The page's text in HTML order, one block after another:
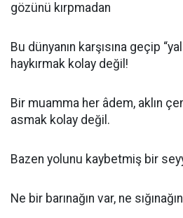
gözünü kırpmadan
Bu dünyanın karşısına geçip
haykırmak kolay değil!
Bir muamma her âdem, aklın
asmak kolay değil.
Bazen yolunu kaybetmiş bir
Ne bir barınağın var, ne